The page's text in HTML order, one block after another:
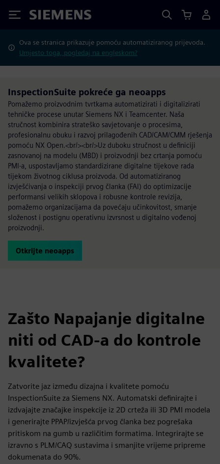
Siemens
Ova se stranica prikazuje pomoću automatiziranog prijevoda.
Umjesto toga, pogledaj na engleskom?
InspectionSuite pokreće ga neoapps
Pomažemo proizvodnim tvrtkama automatizirati i digitalizirati
tehničke procese unutar Siemens NX i Teamcenter. Naša
stručnost kombinira strateško savjetovanje o procesima,
profesionalnu obuku i razvoj prilagođenih CAD/CAM/CMM rješenja
pomoću NX Open.<br/><br/>Uz duboku stručnost u definiciji
zasnovanoj na modelu (MBD) i proizvodnji bez crtanja pomoću
PMI-a, uspostavljamo standardizirane digitalne tijekove rada
tijekom životnog ciklusa proizvoda. Od automatiziranog
izvješćivanja o inspekciji prvog članka (FAI) do optimizacije
performansi velikih sklopova i robusne kontrole revizija,
pomažemo organizacijama da povećaju učinkovitost, smanje
složenost i postignu operativnu izvrsnost u digitalno vođenoj
proizvodnji.
Otkrijte neoapps
Zašto Napajanje digitalne
niti od CAD-a do kontrole
kvalitete?
Zatvorite jaz između dizajna i kvalitete pomoću
InspectionSuite za Siemens NX. Automatski definirajte i
izdvajajte značajke inspekcije iz 2D crteža ili 3D PMI modela
i generirajte PPAP/izvješća prvog članka bez pogrešaka
pritiskom na gumb u različitim formatima. Integrirajte se
izravno s PLM/CAQ sustavima i smanjite vrijeme pripreme
dokumenata do 90%.